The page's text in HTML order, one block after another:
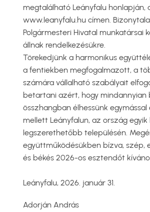
megtalálható Leányfalu honlapján,
www.leanyfalu.hu címen.
Polgármesteri Hivatal munkatársai
állnak rendelkezésükre.
Törekedjünk a harmonikus
a fentiekben megfogalmazott, a
számára vállalható szabályait
betartani azért, hogy mindannyian
összhangban élhessünk egymással
mellett Leányfalun, az ország
legszerethetőbb településén.
együttműködésükben bízva, szép,
és békés 2026-os
Leányfalu, 2026. január 31.
Adorján András